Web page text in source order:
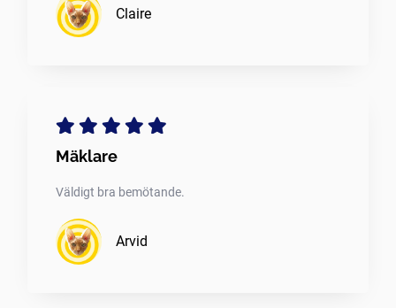
Claire
Mäklare
Väldigt bra bemötande.
Arvid